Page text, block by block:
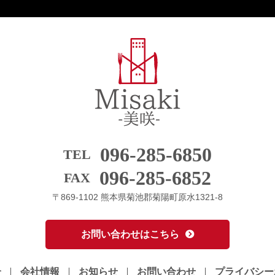
TEL 096-285-6850
FAX 096-285-6852
〒869-1102 熊本県菊池郡菊陽町原水1321-8
お問い合わせはこちら
会社情報 お知らせ お問い合わせ プライバシ